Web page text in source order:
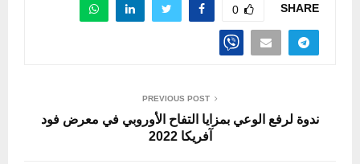
SHARE
0
PREVIOUS POST
ندوة لرفع الوعي بمزايا التفاح الأوروبي في معرض فود
آفريكا 2022